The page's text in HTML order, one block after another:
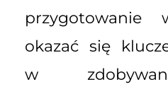
przygotowanie
okazać się
w